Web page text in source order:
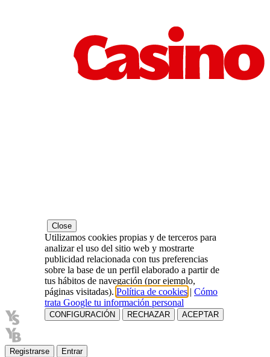
Registrarse Entrar
Close
Utilizamos cookies propias y de terceros para
analizar el uso del sitio web y mostrarte
publicidad relacionada con tus preferencias
sobre la base de un perfil elaborado a partir de
tus hábitos de navegación (por ejemplo,
páginas visitadas). Política de cookies | Cómo
trata Google tu información personal
CONFIGURACIÓN RECHAZAR ACEPTAR